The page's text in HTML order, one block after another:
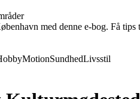
med denne e-bog. Få
MotionSundhedLivsstil